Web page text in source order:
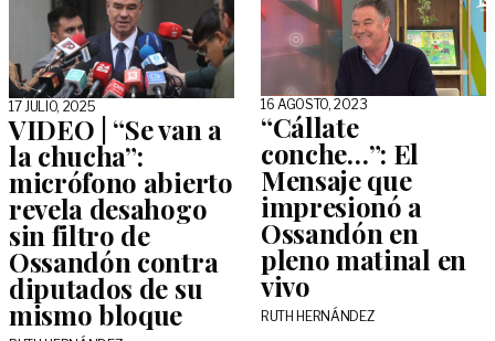
17 JULIO, 2025
VIDEO | “Se van a
la chucha”:
micrófono abierto
revela desahogo
sin filtro de
Ossandón contra
diputados de su
mismo bloque
16 AGOSTO, 2023
“Cállate
conche…”: El
Mensaje que
impresionó a
Ossandón en
pleno matinal en
vivo
RUTH HERNÁNDEZ